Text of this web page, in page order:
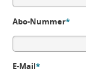
Abo-Nummer*
E-Mail*